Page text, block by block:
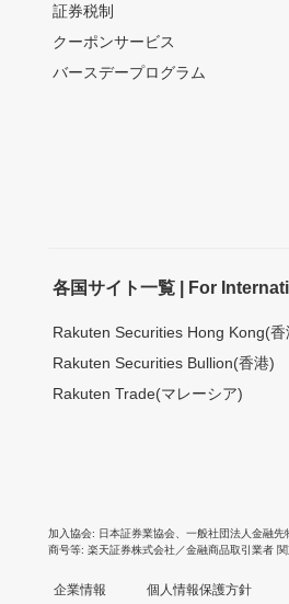
証券税制
クーポンサービス
バースデープログラム
各国サイト一覧 | For
Rakuten Securities Hong Kong(香
Rakuten Securities Bullion(香港)
Rakuten Trade(マレーシア)
加入協会 日本証券業協会 一般社団法人金融先
商号等 楽天証券株式会社／金融商品取引業者
企業情報 個人情報保護方針